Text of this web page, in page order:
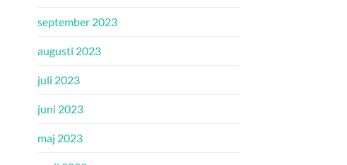
september 2023
augusti 2023
juli 2023
juni 2023
maj 2023